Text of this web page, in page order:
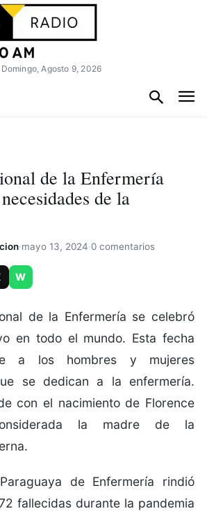
Domingo, Agosto 9, 2026
de la Enfermería
de la
·mayo 13, 2024·0 comentarios
W
de la Enfermería se celebró
en todo el mundo. Esta fecha
a los hombres y mujeres
se dedican a la enfermería.
con el nacimiento de Florence
la madre de la
de Enfermería rindió
fallecidas durante la pandemia